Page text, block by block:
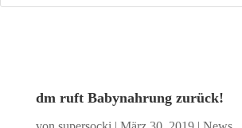
dm ruft Babynahrung zurück!